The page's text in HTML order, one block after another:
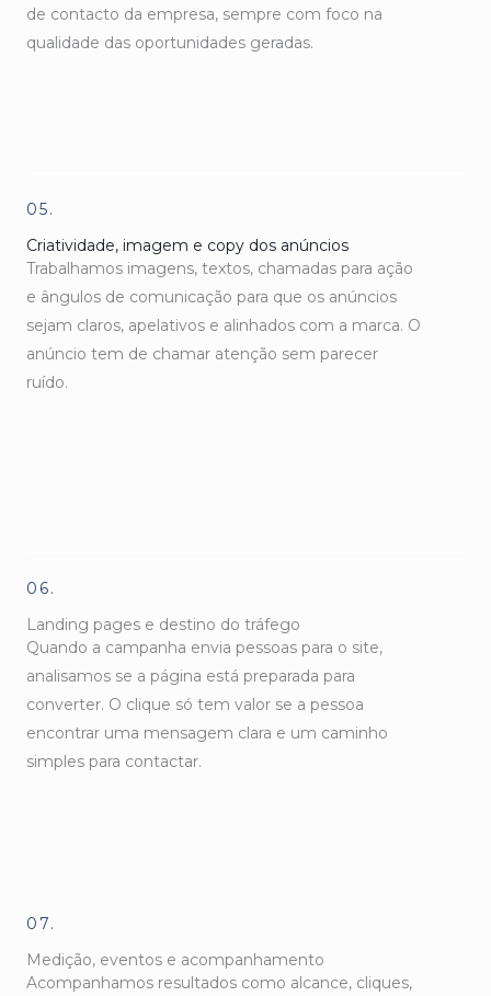
de contacto da empresa, sempre com foco na
qualidade das oportunidades geradas.
05.
Criatividade, imagem e copy dos anúncios
Trabalhamos imagens, textos, chamadas para ação
e ângulos de comunicação para que os anúncios
sejam claros, apelativos e alinhados com a marca. O
anúncio tem de chamar atenção sem parecer
ruído.
06.
Landing pages e destino do tráfego
Quando a campanha envia pessoas para o site,
analisamos se a página está preparada para
converter. O clique só tem valor se a pessoa
encontrar uma mensagem clara e um caminho
simples para contactar.
07.
Medição, eventos e acompanhamento
Acompanhamos resultados como alcance, cliques,